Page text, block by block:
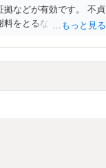
拠などが有効です。 不貞
料をとるなど）ことがで